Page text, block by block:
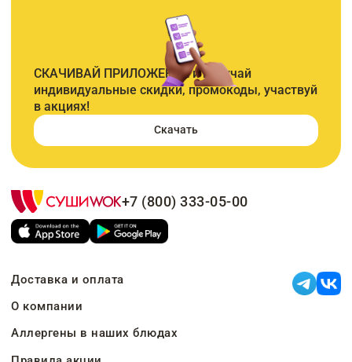
СКАЧИВАЙ ПРИЛОЖЕНИЕ и получай
индивидуальные скидки, промокоды, участвуй
в акциях!
Скачать
+7 (800) 333-05-00
Доставка и оплата
О компании
Аллергены в наших блюдах